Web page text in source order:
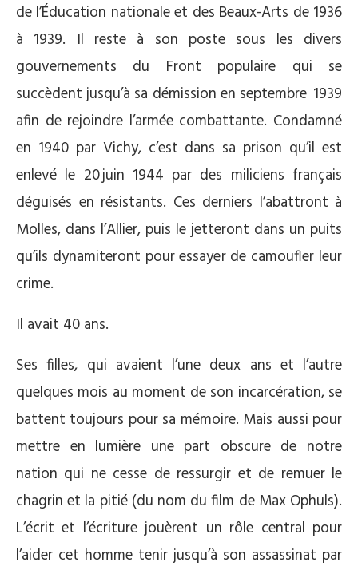
de l’Éducation nationale et des Beaux-Arts de 1936
à 1939. Il reste à son poste sous les divers
gouvernements du Front populaire qui se
succèdent jusqu’à sa démission en septembre 1939
afin de rejoindre l’armée combattante. Condamné
en 1940 par Vichy, c’est dans sa prison qu’il est
enlevé le 20 juin 1944 par des miliciens français
déguisés en résistants. Ces derniers l’abattront à
Molles, dans l’Allier, puis le jetteront dans un puits
qu’ils dynamiteront pour essayer de camoufler leur
crime.
Il avait 40 ans.
Ses filles, qui avaient l’une deux ans et l’autre
quelques mois au moment de son incarcération, se
battent toujours pour sa mémoire. Mais aussi pour
mettre en lumière une part obscure de notre
nation qui ne cesse de ressurgir et de remuer le
chagrin et la pitié (du nom du film de Max Ophuls).
L’écrit et l’écriture jouèrent un rôle central pour
l’aider cet homme tenir jusqu’à son assassinat par